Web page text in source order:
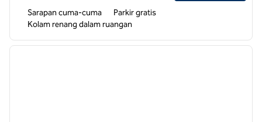
Sarapan cuma-cuma
Parkir gratis
Kolam renang dalam ruangan
1 dari 12